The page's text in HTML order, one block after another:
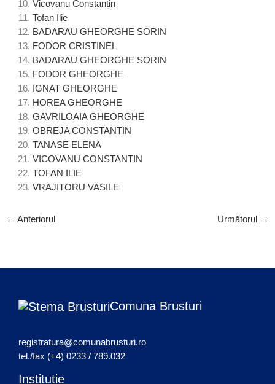
Vicovanu Constantin
Tofan Ilie
BADARAU GHEORGHE SORIN
FODOR CRISTINEL
BADARAU GHEORGHE SORIN
FODOR GHEORGHE
IGNAT GHEORGHE
HOREA GHEORGHE
GAVRILOAIA GHEORGHE
OBREJA CONSTANTIN
TANASE ELENA
VICOVANU CONSTANTIN
TOFAN ILIE
VRAJITORU VASILE
← Anteriorul Următorul →
Comuna Brusturi
registratura@comunabrusturi.ro
tel./fax (+4) 0233 / 789.032
Instituție